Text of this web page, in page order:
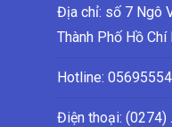
Địa chỉ: số 7 Ngô
Thành Phố Hồ Chí
Hotline:
Điện thoại: (0274)